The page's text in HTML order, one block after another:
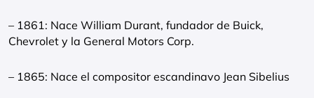
– 1861: Nace William Durant, fundador de Buick,
Chevrolet y la General Motors Corp.
– 1865: Nace el compositor escandinavo Jean Sibelius